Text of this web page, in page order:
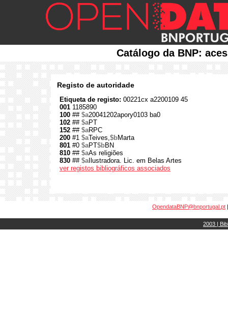
Catálogo da BNP:
Registo de autoridade
Etiqueta de registo: 00221cx a2200109 45
001 1185890
100 ## $a20041202apory0103 ba0
102 ## $aPT
152 ## $aRPC
200 #1 $aTeives,$bMarta
801 #0 $aPT$bBN
810 ## $aAs religiões
830 ## $aIlustradora. Lic. em Belas Artes
ver registos bibliográficos associados
OpendataBNP@bnportugal.pt
2003 |